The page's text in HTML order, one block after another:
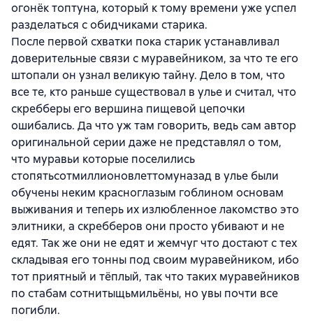
огонёк топтуна, который к тому времени уже успел
разделаться с обидчиками старика.
После первой схватки пока старик устанавливал
доверительные связи с муравейником, за что те его
штопали он узнал великую тайну. Дело в том, что
все те, кто раньше существовал в улье и считал, что
скребберы его вершина пищевой цепочки
ошибались. Да что уж там говорить, ведь сам автор
оригинальной серии даже не представлял о том,
что муравьи которые поселились
стопятьсотмиллионовлеттомуназад в улье были
обучены неким красноглазым гоблином основам
выживания и теперь их излюбленное лакомство это
элитники, а скребберов они просто убивают и не
едят. Так же они не едят и жемчуг что достают с тех
складывая его тонны под своим муравейником, ибо
тот приятный и тёплый, так что таких муравейников
по стабам сотнитыщьмильёны, но увы почти все
погибли.